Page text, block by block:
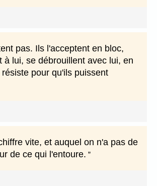
pas. Ils l'acceptent en bloc,
lui, se débrouillent avec lui, en
pour qu'ils puissent
vite, et auquel on n'a pas de
de ce qui l'entoure.